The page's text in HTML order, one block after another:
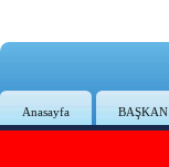
Anasayfa BAŞKAN